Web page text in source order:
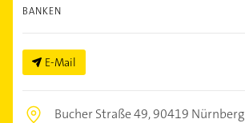
BANKEN
E-Mail
Bucher Straße 49,90419 Nürnberg